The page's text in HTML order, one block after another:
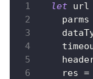
let url
    parms
    res
=